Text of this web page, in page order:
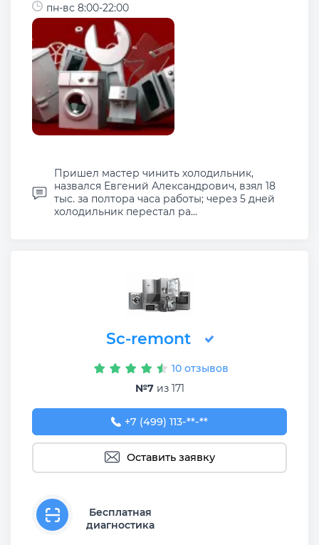
пн-вс 8:00-22:00
Пришел мастер чинить холодильник,
назвался Евгений Александрович, взял 18
тыс. за полтора часа работы; через 5 дней
холодильник перестал ра...
Sc-remont
10 отзывов
№7из 171
+7 (499) 113-44-74
+7 (499) 113-**-**
Оставить заявку
Бесплатная
диагностика